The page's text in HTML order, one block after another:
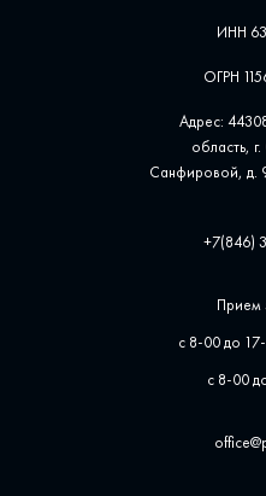
ИНН
ОГРН
Адрес:
область,
Санфировой, д.
+7(846)
Прием
с 8-00 до
с 8-00